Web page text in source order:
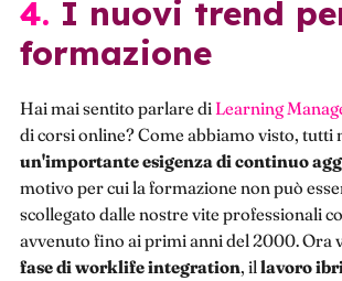
4. I nuovi trend per la
formazione
Hai mai sentito parlare diLearning
di corsi online? Come abbiamo visto, tutti
un'importante esigenza di continuo
motivo per cui la formazione non può
scollegato dalle nostre vite professionali
avvenuto fino ai primi anni del 2000. Ora
fase di worklife integration, illavoro